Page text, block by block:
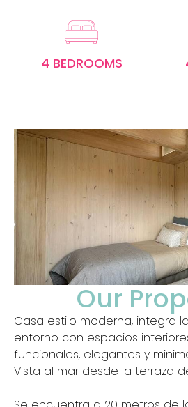
4 BEDROOMS
Our
Casa estilo moderna, integra
entorno con espacios
funcionales, elegantes y
Vista al mar desde la terraza